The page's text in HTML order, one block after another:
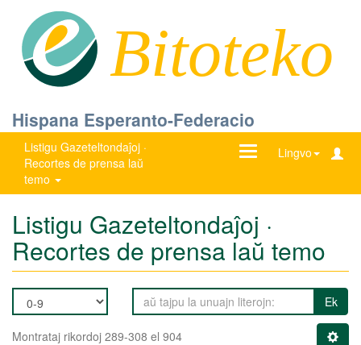
Bitoteko
Hispana Esperanto-Federacio
Listigu Gazeteltondaĵoj ·
Recortes de prensa laŭ
temo
Lingvo
Ŝanĝu
Listigu Gazeteltondaĵoj ·
Recortes de prensa laŭ temo
Ek
Montrataj rikordoj 289-308 el 904